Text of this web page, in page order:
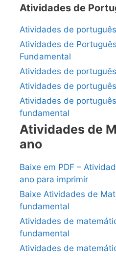
Atividades de
Atividades de
Atividades de
Fundamental
Atividades de
Atividades de
Atividades de
fundamental
Atividades de
ano
Baixe em PDF –
ano para imprimir
Baixe Atividades de
fundamental
Atividades de
fundamental
Atividades de